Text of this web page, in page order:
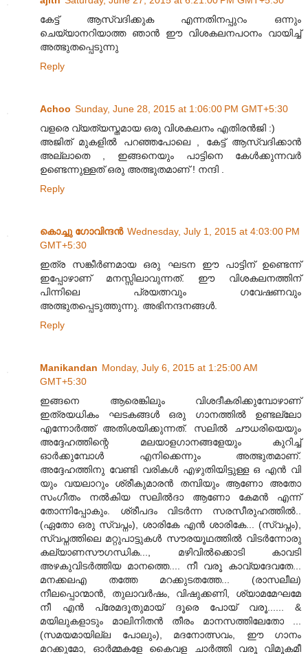
കേട്ട് ആസ്വദിക്കുക എന്നതിനപ്പുറം ഒന്നും
ചെയ്യാനറിയാത്ത ഞാന്‍ ഈ വിശകലനപഠനം വായിച്ച്
അത്ഭുതപ്പെടുന്നു
Reply
Achoo Sunday, June 28, 2015 at 1:06:00 PM GMT+5:30
വളരെ വ്യത്യസ്തമായ ഒരു വിശകലനം എതിരന്‍ജി :)
അജിത് മുകളില്‍ പറഞ്ഞപോലെ , കേട്ട് ആസ്വദിക്കാന്‍
അല്ലാതെ , ഇങ്ങനെയും പാട്ടിനെ കേള്‍ക്കുന്നവര്‍
ഉണ്ടെന്നുള്ളത് ഒരു അത്ഭുതമാണ് ! നന്ദി .
Reply
കൊച്ചു ഗോവിന്ദൻ Wednesday, July 1, 2015 at 4:03:00 PM
GMT+5:30
ഇത്ര സങ്കീർണമായ ഒരു ഘടന ഈ പാട്ടിന് ഉണ്ടെന്ന്
ഇപ്പോഴാണ് മനസ്സിലാവുന്നത്. ഈ വിശകലനത്തിന്
പിന്നിലെ പ്രയത്നവും ഗവേഷണവും
അത്ഭുതപ്പെടുത്തുന്നു. അഭിനന്ദനങ്ങൾ.
Reply
Manikandan Monday, July 6, 2015 at 1:25:00 AM
GMT+5:30
ഇങ്ങനെ ആരെങ്കിലും വിശദീകരിക്കുമ്പോഴാണ്
ഇത്രയധികം ഘടകങ്ങൾ ഒരു ഗാനത്തിൽ ഉണ്ടല്ലോ
എന്നോർത്ത് അതിശയിക്കുന്നത്. സലിൽ ചൗധരിയെയും
അദ്ദേഹത്തിന്റെ മലയാളഗാനങ്ങളേയും കുറിച്ച്
ഓർക്കുമ്പോൾ എനിക്കെന്നും അത്ഭുതമാണ്.
അദ്ദേഹത്തിനു വേണ്ടി വരികൾ എഴുതിയിട്ടുള്ള ഒ എൻ വി
യും വയലാറും ശ്രീകുമാരൻ തമ്പിയും ആണോ അതോ
സംഗീതം നൽകിയ സലിൽദാ ആണോ കേമൻ എന്ന്
തോന്നിപ്പോകും. ശ്രീപദം വിടർന്ന സരസീരുഹത്തിൽ..
(ഏതോ ഒരു സ്വപ്നം), ശാരികേ എൻ ശാരികേ... (സ്വപ്നം),
സ്വപ്നത്തിലെ മറ്റുപാട്ടുകൾ സൗരയൂഥത്തിൽ വിടർന്നോരു
കല്യാണസൗഗന്ധിക..., മഴിവിൽക്കൊടി കാവടി
അഴകുവിടർത്തിയ മാനത്തെ.... നീ വരൂ കാവ്യദേവതേ...
മനക്കലഎ തത്തേ മറക്കുടതത്തേ... (രാസലീല)
നീലപ്പൊന്മാൻ, തുലാവർഷം, വിഷുക്കണി, ശ്യാമമേഘമേ
നീ എൻ പ്രേമദൂതുമായ് ദൂരെ പോയ് വരൂ...... &
മയിലുകളാടും മാലിനിതൻ തീരം മാനസത്തിലേതോ ...
(സമയമായില്ല പോലും), മദനോത്സവം, ഈ ഗാനം
മറക്കുമോ, ഓർമ്മകളേ കൈവള ചാർത്തി വരൂ വിമൂകമീ